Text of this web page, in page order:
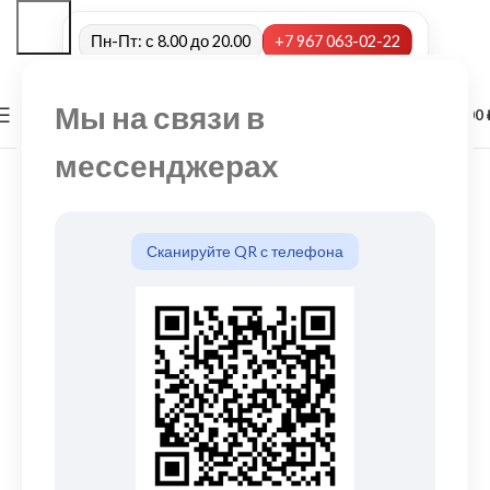
Мы на связи в
мессенджерах
Сканируйте QR с телефона
Пн-Пт: с 8.00 до 20.00 +7 967 063-02-22
МЕНЮ 0,00